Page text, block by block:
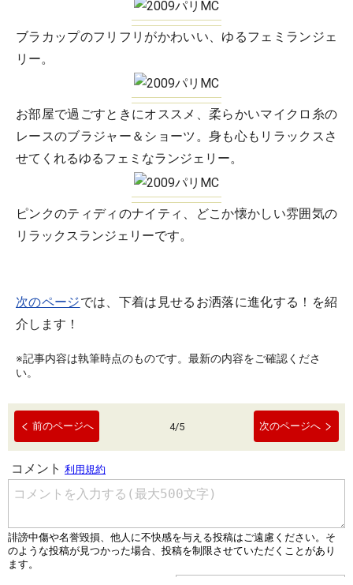
ブラカップのフリフリがかわいい、ゆるフェミランジェ
リー。
お部屋で過ごすときにオススメ、柔らかいマイクロ糸の
レースのブラジャー＆ショーツ。身も心もリラックスさ
せてくれるゆるフェミなランジェリー。
ピンクのティディのナイティ、どこか懐かしい雰囲気の
リラックスランジェリーです。
次のページでは、下着は見せるお洒落に進化する！を紹
介します！
※記事内容は執筆時点のものです。最新の内容をご確認くださ
い。
前のページへ 4/5 次のページへ